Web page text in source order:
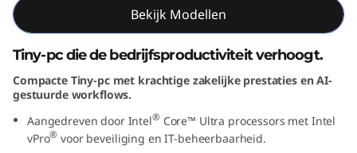
n
e
Bekijk Modellen
Tiny-pc die de bedrijfsproductiviteit verhoogt.
Compacte Tiny-pc met krachtige zakelijke prestaties en AI-
gestuurde workflows.
Aangedreven door Intel® Core™ Ultra processors met Intel
vPro® voor beveiliging en IT-beheerbaarheid.